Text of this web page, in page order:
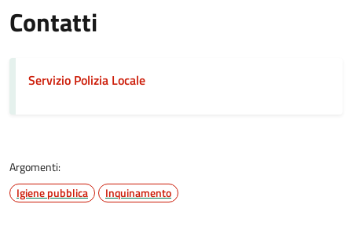
Contatti
Servizio Polizia Locale
Argomenti:
Igiene pubblica
Inquinamento